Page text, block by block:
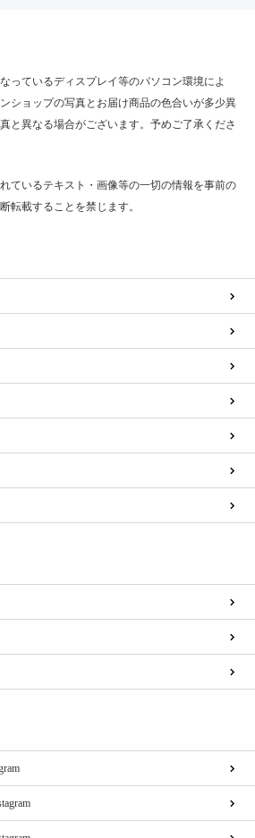
っているディスプレイ等のパソコン環境によ
ショップの写真とお届け商品の色合いが多少異
と異なる場合がございます。予めご了承くださ
ているテキスト・画像等の一切の情報を事前の
転載することを禁じます。